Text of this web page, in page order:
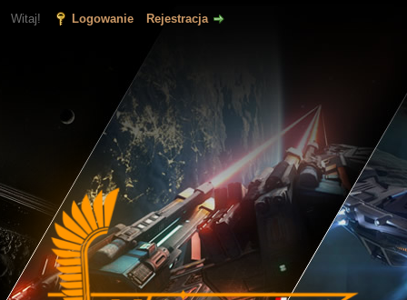
Witaj! Logowanie Rejestracja